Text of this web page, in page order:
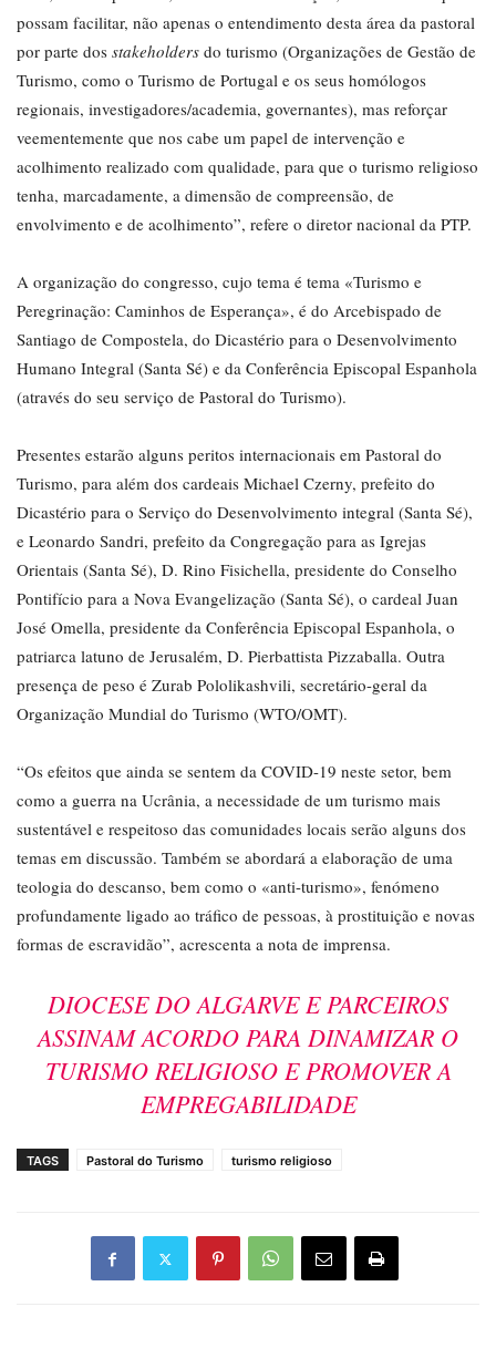
possam facilitar, não apenas o entendimento desta área da pastoral
por parte dos stakeholders do turismo (Organizações de Gestão de
Turismo, como o Turismo de Portugal e os seus homólogos
regionais, investigadores/academia, governantes), mas reforçar
veementemente que nos cabe um papel de intervenção e
acolhimento realizado com qualidade, para que o turismo religioso
tenha, marcadamente, a dimensão de compreensão, de
envolvimento e de acolhimento”, refere o diretor nacional da PTP.
A organização do congresso, cujo tema é tema «Turismo e
Peregrinação: Caminhos de Esperança», é do Arcebispado de
Santiago de Compostela, do Dicastério para o Desenvolvimento
Humano Integral (Santa Sé) e da Conferência Episcopal Espanhola
(através do seu serviço de Pastoral do Turismo).
Presentes estarão alguns peritos internacionais em Pastoral do
Turismo, para além dos cardeais Michael Czerny, prefeito do
Dicastério para o Serviço do Desenvolvimento integral (Santa Sé),
e Leonardo Sandri, prefeito da Congregação para as Igrejas
Orientais (Santa Sé), D. Rino Fisichella, presidente do Conselho
Pontifício para a Nova Evangelização (Santa Sé), o cardeal Juan
José Omella, presidente da Conferência Episcopal Espanhola, o
patriarca latuno de Jerusalém, D. Pierbattista Pizzaballa. Outra
presença de peso é Zurab Pololikashvili, secretário-geral da
Organização Mundial do Turismo (WTO/OMT).
“Os efeitos que ainda se sentem da COVID-19 neste setor, bem
como a guerra na Ucrânia, a necessidade de um turismo mais
sustentável e respeitoso das comunidades locais serão alguns dos
temas em discussão. Também se abordará a elaboração de uma
teologia do descanso, bem como o «anti-turismo», fenómeno
profundamente ligado ao tráfico de pessoas, à prostituição e novas
formas de escravidão”, acrescenta a nota de imprensa.
DIOCESE DO ALGARVE E PARCEIROS
ASSINAM ACORDO PARA DINAMIZAR O
TURISMO RELIGIOSO E PROMOVER A
EMPREGABILIDADE
TAGS Pastoral do Turismo turismo religioso